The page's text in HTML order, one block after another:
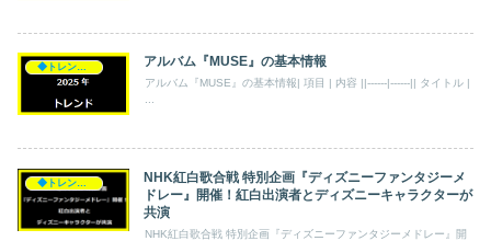
◆トレンド◆ アルバム『MUSE』の基本情報
アルバム『MUSE』の基本情報| 項目 | 内容 ||------|------|| タイトル |
NHK紅白歌合戦 特別企画『ディズニーファンタジーメ
ドレー』開催！紅白出演者とディズニーキャラクターが
共演
NHK紅白歌合戦 特別企画『ディズニーファンタジーメドレー』開